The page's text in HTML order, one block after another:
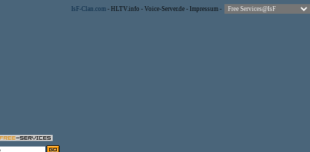
IsF-Clan.com - HLTV.info - Voice-Server.de - Impressum -